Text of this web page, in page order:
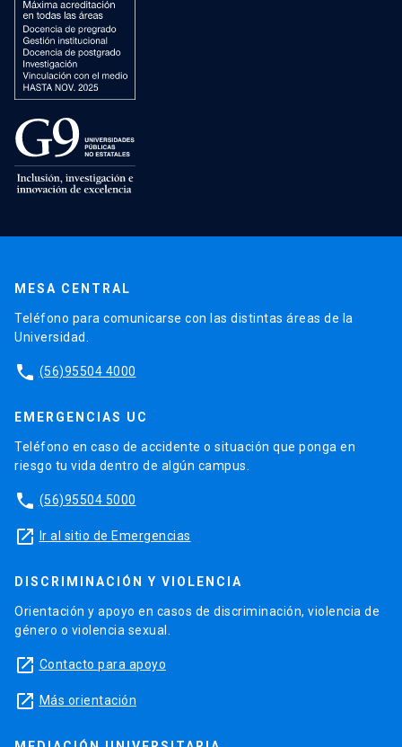
MESA CENTRAL
Teléfono para comunicarse con las distintas áreas de la
Universidad.
phone (56)95504 4000
EMERGENCIAS UC
Teléfono en caso de accidente o situación que ponga en
riesgo tu vida dentro de algún campus.
phone (56)95504 5000
launch Ir al sitio de Emergencias
DISCRIMINACIÓN Y VIOLENCIA
Orientación y apoyo en casos de discriminación, violencia de
género o violencia sexual.
launch Contacto para apoyo
launch Más orientación